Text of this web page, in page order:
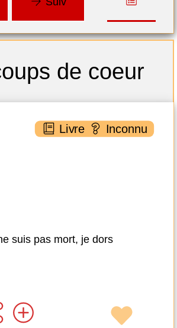
de coeur
Livre Inconnu
Je ne suis pas mort, je dors